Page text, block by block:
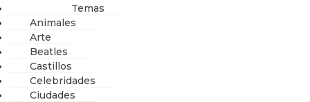
Temas
Animales
Arte
Beatles
Castillos
Celebridades
Ciudades